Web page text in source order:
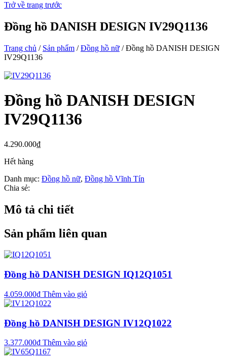
Trở về trang trước
Đồng hồ DANISH DESIGN IV29Q1136
Trang chủ / Sản phẩm /Đồng hồ nữ / Đồng hồ DANISH DESIGN
IV29Q1136
Đồng hồ DANISH DESIGN
IV29Q1136
4.290.000₫
Hết hàng
Danh mục: Đồng hồ nữ, Đồng hồ Vĩnh Tín
Chia sẻ:
Mô tả chi tiết
Sản phẩm liên quan
Đồng hồ DANISH DESIGN IQ12Q1051
4.059.000₫ Thêm vào giỏ
Đồng hồ DANISH DESIGN IV12Q1022
3.377.000₫ Thêm vào giỏ